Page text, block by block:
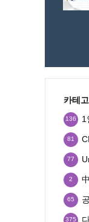
카테
1
136
81
77
2
65
375